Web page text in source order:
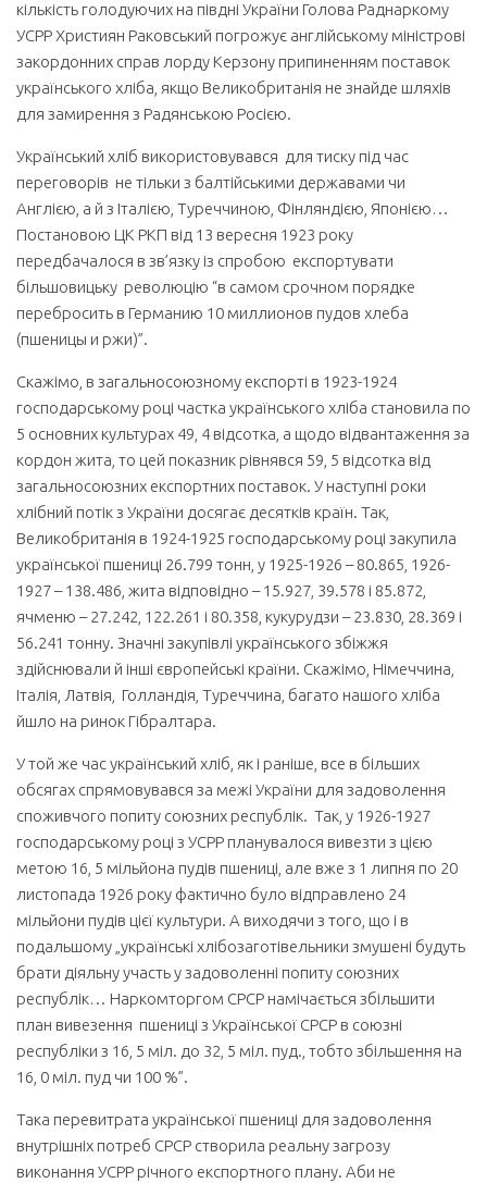
кількість голодуючих на півдні України Голова Раднаркому
УСРР Християн Раковський погрожує англійському міністрові
закордонних справ лорду Керзону припиненням поставок
українського хліба, якщо Великобританія не знайде шляхів
для замирення з Радянською Росією.
Український хліб використовувався для тиску під час
переговорів не тільки з балтійськими державами чи
Англією, а й з Італією, Туреччиною, Фінляндією, Японією…
Постановою ЦК РКП від 13 вересня 1923 року
передбачалося в зв’язку із спробою експортувати
більшовицьку революцію “в самом срочном порядке
перебросить в Германию 10 миллионов пудов хлеба
(пшеницы и ржи)”.
Скажімо, в загальносоюзному експорті в 1923-1924
господарському році частка українського хліба становила по
5 основних культурах 49, 4 відсотка, а щодо відвантаження за
кордон жита, то цей показник рівнявся 59, 5 відсотка від
загальносоюзних експортних поставок. У наступні роки
хлібний потік з України досягає десятків країн. Так,
Великобританія в 1924-1925 господарському році закупила
української пшениці 26.799 тонн, у 1925-1926 – 80.865, 1926-
1927 – 138.486, жита відповідно – 15.927, 39.578 і 85.872,
ячменю – 27.242, 122.261 і 80.358, кукурудзи – 23.830, 28.369 і
56.241 тонну. Значні закупівлі українського збіжжя
здійснювали й інші європейські країни. Скажімо, Німеччина,
Італія, Латвія, Голландія, Туреччина, багато нашого хліба
йшло на ринок Гібралтара.
У той же час український хліб, як і раніше, все в більших
обсягах спрямовувався за межі України для задоволення
споживчого попиту союзних республік. Так, у 1926-1927
господарському році з УСРР планувалося вивезти з цією
метою 16, 5 мільйона пудів пшениці, але вже з 1 липня по 20
листопада 1926 року фактично було відправлено 24
мільйони пудів цієї культури. А виходячи з того, що і в
подальшому „українські хлібозаготівельники змушені будуть
брати діяльну участь у задоволенні попиту союзних
республік… Наркомторгом СРСР намічається збільшити
план вивезення пшениці з Української СРСР в союзні
республіки з 16, 5 міл. до 32, 5 міл. пуд., тобто збільшення на
16, 0 міл. пуд чи 100 %”.
Така перевитрата української пшениці для задоволення
внутрішніх потреб СРСР створила реальну загрозу
виконання УСРР річного експортного плану. Аби не